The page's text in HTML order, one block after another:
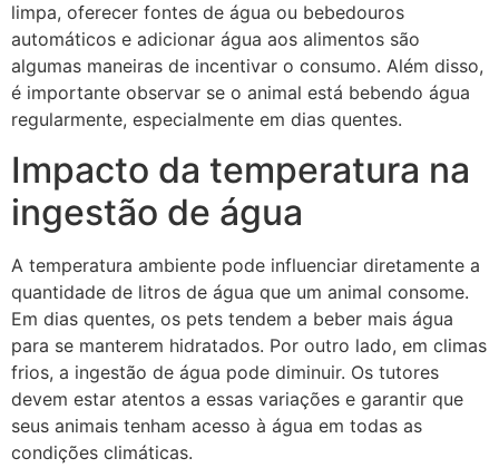
limpa, oferecer fontes de água ou bebedouros
automáticos e adicionar água aos alimentos são
algumas maneiras de incentivar o consumo. Além disso,
é importante observar se o animal está bebendo água
regularmente, especialmente em dias quentes.
Impacto da temperatura na
ingestão de água
A temperatura ambiente pode influenciar diretamente a
quantidade de litros de água que um animal consome.
Em dias quentes, os pets tendem a beber mais água
para se manterem hidratados. Por outro lado, em climas
frios, a ingestão de água pode diminuir. Os tutores
devem estar atentos a essas variações e garantir que
seus animais tenham acesso à água em todas as
condições climáticas.